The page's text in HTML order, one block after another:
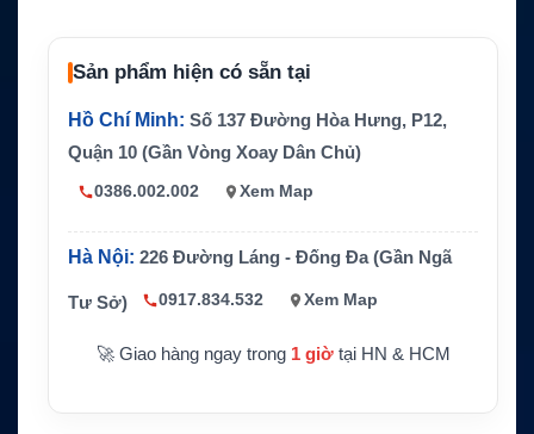
Hình thức th
oại
Auxiliary handset, speakerphone, điện th
oại analog mở rộng
Dữ liệu
GmPRS qua USB hoặc DTE; circuit switc
V/24V/34V
Kích thước t
ham khảo
Land installation hoặc marine installation
Sản phẩm hiện có sẵn tại
Hồ Chí Minh: Số 137 Đường Hòa Hưng, P12,
Quận 10 (Gần Vòng Xoay Dân Chủ)
0386.002.002 Xem Map
Hà Nội: 226 Đường Láng - Đống Đa (Gần Ngã
Tư Sở) 0917.834.532 Xem Map
🚀 Giao hàng ngay trong 1 giờtại HN & HCM